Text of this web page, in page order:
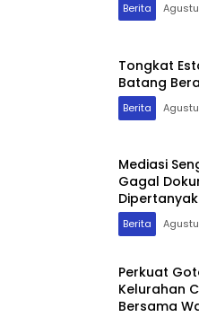
Berita
Tongkat
Batang
Berita
Mediasi
Gagal
Mencuat
Berita
Perkuat
Kelurahan
Bersama